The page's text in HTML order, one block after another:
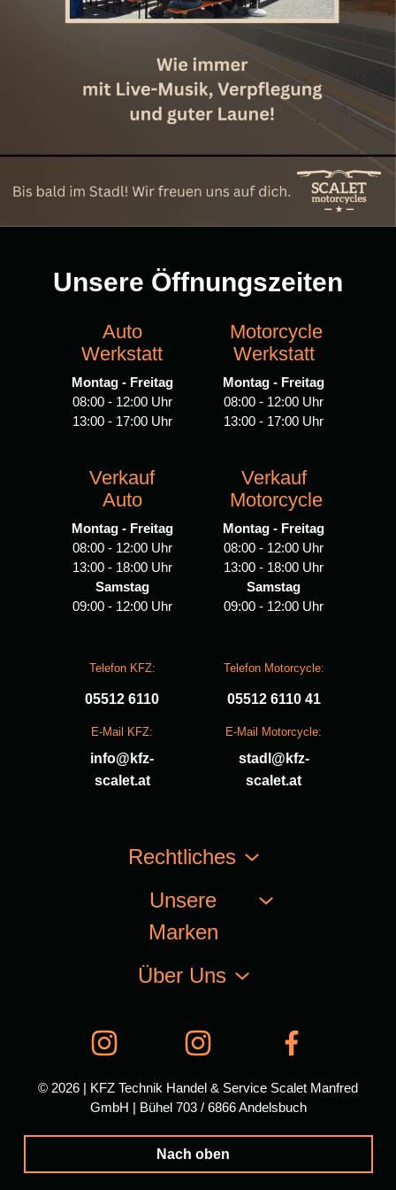
Unsere Öffnungszeiten
Auto
Werkstatt
Montag - Freitag
08:00 - 12:00 Uhr
13:00 - 17:00 Uhr
Verkauf
Auto
Montag - Freitag
08:00 - 12:00 Uhr
13:00 - 18:00 Uhr
Samstag
09:00 - 12:00 Uhr
Motorcycle
Werkstatt
Montag - Freitag
08:00 - 12:00 Uhr
13:00 - 17:00 Uhr
Verkauf
Motorcycle
Montag - Freitag
08:00 - 12:00 Uhr
13:00 - 18:00 Uhr
Samstag
09:00 - 12:00 Uhr
Telefon KFZ:
05512 6110
Telefon Motorcycle:
05512 6110 41
E-Mail KFZ:
info@kfz-
scalet.at
E-Mail Motorcycle:
stadl@kfz-
scalet.at
Rechtliches
Unsere
Marken
Über Uns
© 2026 | KFZ Technik Handel & Service Scalet Manfred
GmbH | Bühel 703 / 6866 Andelsbuch
Nach oben